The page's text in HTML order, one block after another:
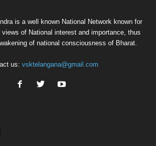
is a well known National Network known for
of National interest and importance, thus
of national consciousness of Bharat.
us: vsktelangana@gmail.com